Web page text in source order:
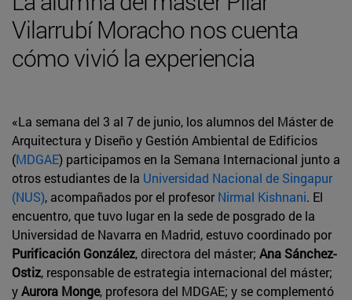
Vilarrubí Moracho nos cuenta
cómo vivió la experiencia
«La semana del 3 al 7 de junio, los alumnos del Máster de
Arquitectura y Diseño y Gestión Ambiental de Edificios
(MDGAE) participamos en la Semana Internacional junto a
otros estudiantes de la Universidad Nacional de Singapur
(NUS), acompañados por el profesorNirmal Kishnani. El
encuentro, que tuvo lugar en la sede de posgrado de la
Universidad de Navarra en Madrid, estuvo coordinado por
Purificación González, directora del máster; Ana Sánchez-
Ostiz, responsable de estrategia internacional del máster;
yAurora Monge, profesora del MDGAE; y se complementó